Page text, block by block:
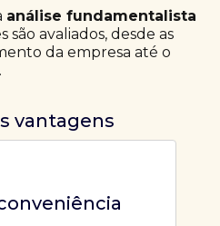
análise fundamentalista
avaliados, desde as
da empresa até o
vantagens